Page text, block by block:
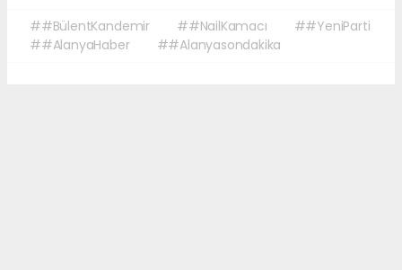
##BülentKandemir ##NailKamacı
##YeniParti
##AlanyaHaber
##Alanyasondakika